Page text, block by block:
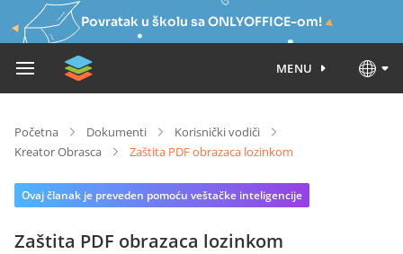
Povratak u školu sa ONLYOFFICE-om!
MENU
Početna Dokumenti
Korisnički vodiči
Kreator Obrasca
Zaštita PDF obrazaca lozinkom
Ovaj članak je preveden pomoću veštačke inteligencije
Zaštita PDF obrazaca lozinkom